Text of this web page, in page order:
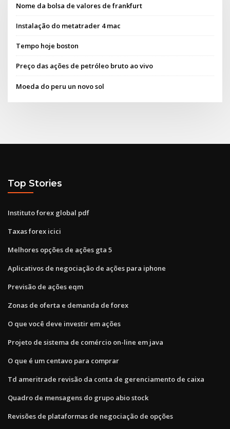
Nome da bolsa de valores de frankfurt
Instalação do metatrader 4 mac
Tempo hoje boston
Preço das ações de petróleo bruto ao vivo
Moeda do peru un novo sol
Top Stories
Instituto forex global pdf
Taxas forex icici
Melhores opções de ações gta 5
Aplicativos de negociação de ações para iphone
Previsão de ações eqm
Zonas de oferta e demanda de forex
O que você deve investir em ações
Projeto de sistema de comércio on-line em java
O que é um centavo para comprar
Td ameritrade revisão da conta de gerenciamento de caixa
Quadro de mensagens do grupo abio stock
Revisões de plataformas de negociação de opções